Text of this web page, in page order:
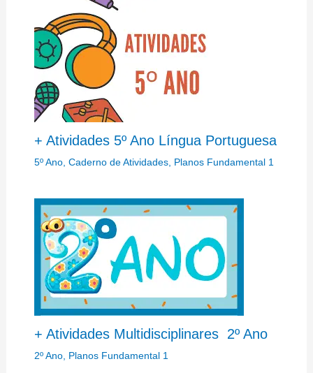
+ Atividades 5º Ano Língua Portuguesa
5º Ano, Caderno de Atividades, Planos Fundamental 1
+ Atividades Multidisciplinares 2º Ano
2º Ano, Planos Fundamental 1